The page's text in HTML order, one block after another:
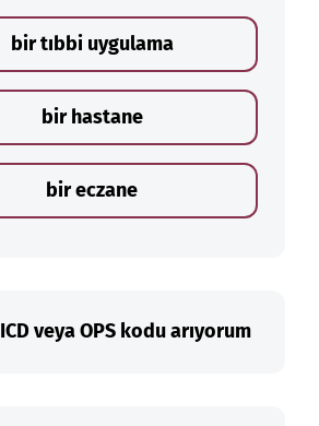
bir tıbbi uygulama
bir hastane
bir eczane
ICD veya OPS kodu arıyorum